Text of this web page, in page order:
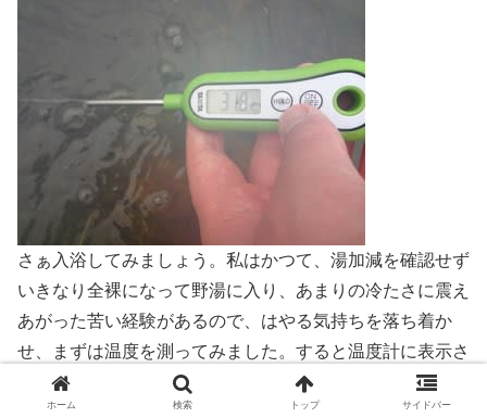
さぁ入浴してみましょう。私はかつて、湯加減を確認せず
いきなり全裸になって野湯に入り、あまりの冷たさに震え
あがった苦い経験があるので、はやる気持ちを落ち着か
せ、まずは温度を測ってみました。すると温度計に表示さ
れた数値は31.8。外気温は11℃ですから、この温度じゃぬ
るすぎるよぉ…。いや、温度としては全然入れるのです
ホーム 検索 トップ サイドバー